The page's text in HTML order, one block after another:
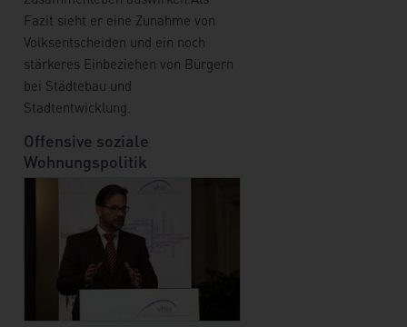
Fazit sieht er eine Zunahme von
Volksentscheiden und ein noch
stärkeres Einbeziehen von Bürgern
bei Städtebau und
Stadtentwicklung.
Offensive soziale
Wohnungspolitik